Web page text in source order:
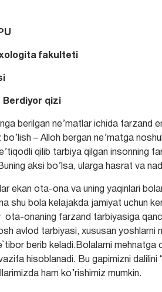
fakulteti
qizi
berilgan ne’matlar ichida farzand
– Alloh bergan ne’matga
qilib tarbiya qilgan insonning
aksi bo’lsa, ularga hasrat va
ekan ota-ona va uning yaqinlari
shu bola kelajakda jamiyat uchun
ota-onaning farzand tarbiyasiga
avlod tarbiyasi, xususan yoshlarni
berib keladi.Bolalarni mehnatga
hisoblanadi. Bu gapimizni dalilini
ham ko’rishimiz mumkin.